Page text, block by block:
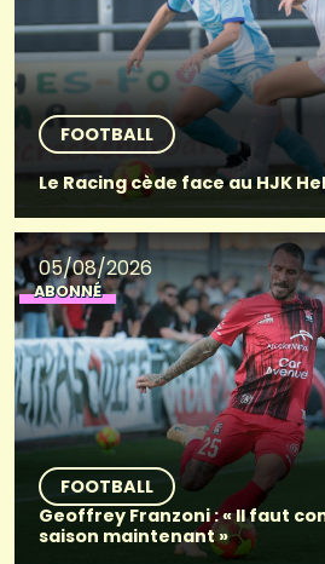
FOOTBALL
Le Racing cède face au HJK
05/08/2026
ABONNÉ
FOOTBALL
Geoffrey Franzoni : « Il faut
saison maintenant »